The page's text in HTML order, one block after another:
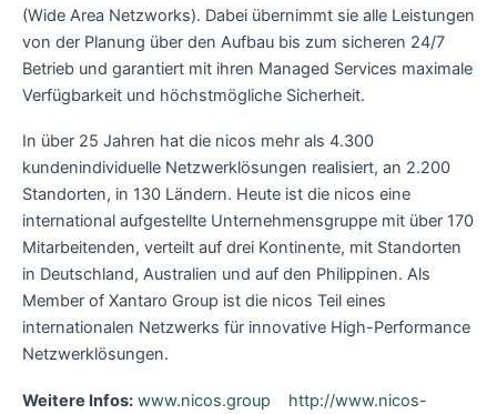
(Wide Area Netzworks). Dabei übernimmt sie alle Leistungen
von der Planung über den Aufbau bis zum sicheren 24/7
Betrieb und garantiert mit ihren Managed Services maximale
Verfügbarkeit und höchstmögliche Sicherheit.
In über 25 Jahren hat die nicos mehr als 4.300
kundenindividuelle Netzwerklösungen realisiert, an 2.200
Standorten, in 130 Ländern. Heute ist die nicos eine
international aufgestellte Unternehmensgruppe mit über 170
Mitarbeitenden, verteilt auf drei Kontinente, mit Standorten
in Deutschland, Australien und auf den Philippinen. Als
Member of Xantaro Group ist die nicos Teil eines
internationalen Netzwerks für innovative High-Performance
Netzwerklösungen.
Weitere Infos: www.nicos.group
http://www.nicos-